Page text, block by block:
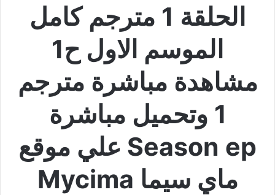
الحلقة 1 مترجم كامل
الموسم الاول ح1
مشاهدة مباشرة مترجم
1 وتحميل مباشرة
Season ep علي موقع
ماي سيما Mycima